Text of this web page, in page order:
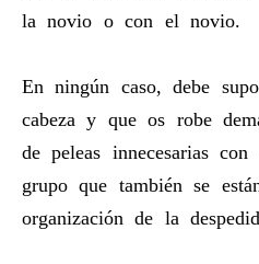
la novio o con el novio.
En ningún caso, debe
cabeza y que os robe
de peleas innecesarias
grupo que también se
organización de la